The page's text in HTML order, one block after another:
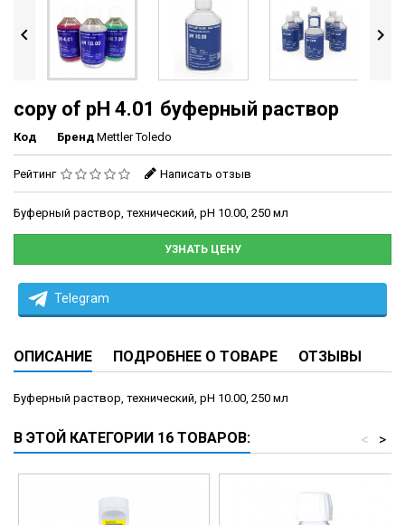
 
copy of рН 4.01 буферный раствор
Код Бренд Mettler Toledo
Рейтинг Написать отзыв
Буферный раствор, технический, рН 10.00, 250 мл
УЗНАТЬ ЦЕНУ
Telegram
ОПИСАНИЕ ПОДРОБНЕЕ О ТОВАРЕ ОТЗЫВЫ
Буферный раствор, технический, рН 10.00, 250 мл
В ЭТОЙ КАТЕГОРИИ 16 ТОВАРОВ: >
<